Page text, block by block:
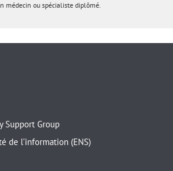
médecin ou spécialiste diplômé.
Support Group
de l’information (ENS)